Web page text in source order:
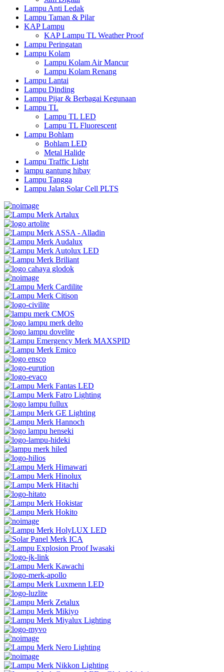
Lampu Anti Ledak
Lampu Taman & Pilar
KAP Lampu
KAP Lampu TL Weather Proof
Lampu Peringatan
Lampu Kolam
Lampu Kolam Air Mancur
Lampu Kolam Renang
Lampu Lantai
Lampu Dinding
Lampu Pijar & Berbagai Kegunaan
Lampu TL
Lampu TL LED
Lampu TL Fluorescent
Lampu Bohlam
Bohlam LED
Metal Halide
Lampu Traffic Light
lampu gantung hibay
Lampu Tangga
Lampu Jalan Solar Cell PLTS